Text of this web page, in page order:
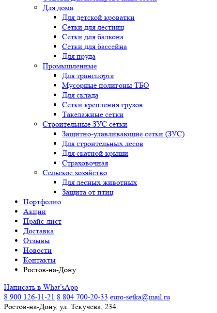
Для дома
Для детской кроватки
Сетки для лестниц
Сетки для балкона
Сетки для бассейна
Для пруда
Промышленные
Для транспорта
Мусорные полигоны ТБО
Для склада
Сетки крепления грузов
Такелажные сетки
Строительные ЗУС сетки
Защитно-улавливающие сетки (ЗУС)
Для строительных лесов
Для скатной крыши
Страховочная
Сельское хозяйство
Для лесных животных
Защита от птиц
Портфолио
Акции
Прайс-лист
Доставка
Отзывы
Новости
Контакты
Ростов-на-Дону
Написать в What’sApp
8 900 126-11-21 8 804 700-20-33 euro-setka@mail.ru
Ростов-на-Дону, ул. Текучева, 234